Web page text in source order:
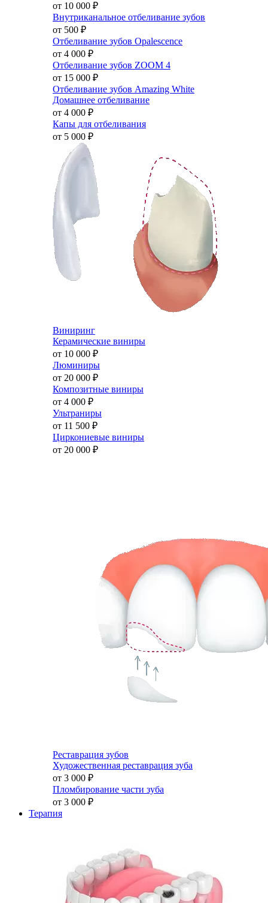
от 10 000 ₽
Внутриканальное отбеливание зубов
от 500 ₽
Отбеливание зубов Opalescence
от 4 000 ₽
Отбеливание зубов ZOOM 4
от 15 000 ₽
Отбеливание зубов Amazing White
Домашнее отбеливание
от 4 000 ₽
Капы для отбеливания
от 5 000 ₽
Виниринг
Керамические виниры
от 10 000 ₽
Люминиры
от 20 000 ₽
Композитные виниры
от 4 000 ₽
Ультраниры
от 11 500 ₽
Циркониевые виниры
от 20 000 ₽
Реставрация зубов
Художественная реставрация зуба
от 3 000 ₽
Пломбирование части зуба
от 3 000 ₽
Терапия